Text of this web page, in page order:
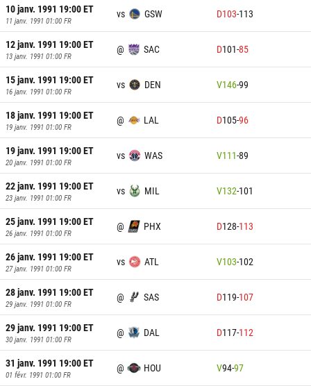
10 janv. 1991 19:00ET
11 janv. 1991 01:00 FR
vs GSW D103-113
12 janv. 1991 19:00ET
13 janv. 1991 01:00 FR
@ SAC D101-85
15 janv. 1991 19:00ET
16 janv. 1991 01:00 FR
vs DEN V146-99
18 janv. 1991 19:00ET
19 janv. 1991 01:00 FR
@ LAL D105-96
19 janv. 1991 19:00ET
20 janv. 1991 01:00 FR
vs WAS V111-89
22 janv. 1991 19:00ET
23 janv. 1991 01:00 FR
vs MIL V132-101
25 janv. 1991 19:00ET
26 janv. 1991 01:00 FR
@ PHX D128-113
26 janv. 1991 19:00ET
27 janv. 1991 01:00 FR
vs ATL V103-102
28 janv. 1991 19:00ET
29 janv. 1991 01:00 FR
@ SAS D119-107
29 janv. 1991 19:00ET
30 janv. 1991 01:00 FR
@ DAL D117-112
31 janv. 1991 19:00ET
01 févr. 1991 01:00 FR
@ HOU V94-97